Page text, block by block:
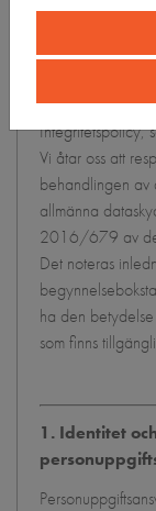
Senast
M3 Panel-
för att
Information om
Integritetspolicy,
Vi åtar oss att
behandlingen av
allmänna
2016/679 av
Det noteras
ha den
som finns
1. Identitet